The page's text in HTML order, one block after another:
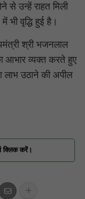
से उन्हें राहत मिली
वृद्धि हुई है।
श्री भजनलाल
आभार व्यक्त करते हुए
लाभ उठाने की अपील
क्लिक करें।